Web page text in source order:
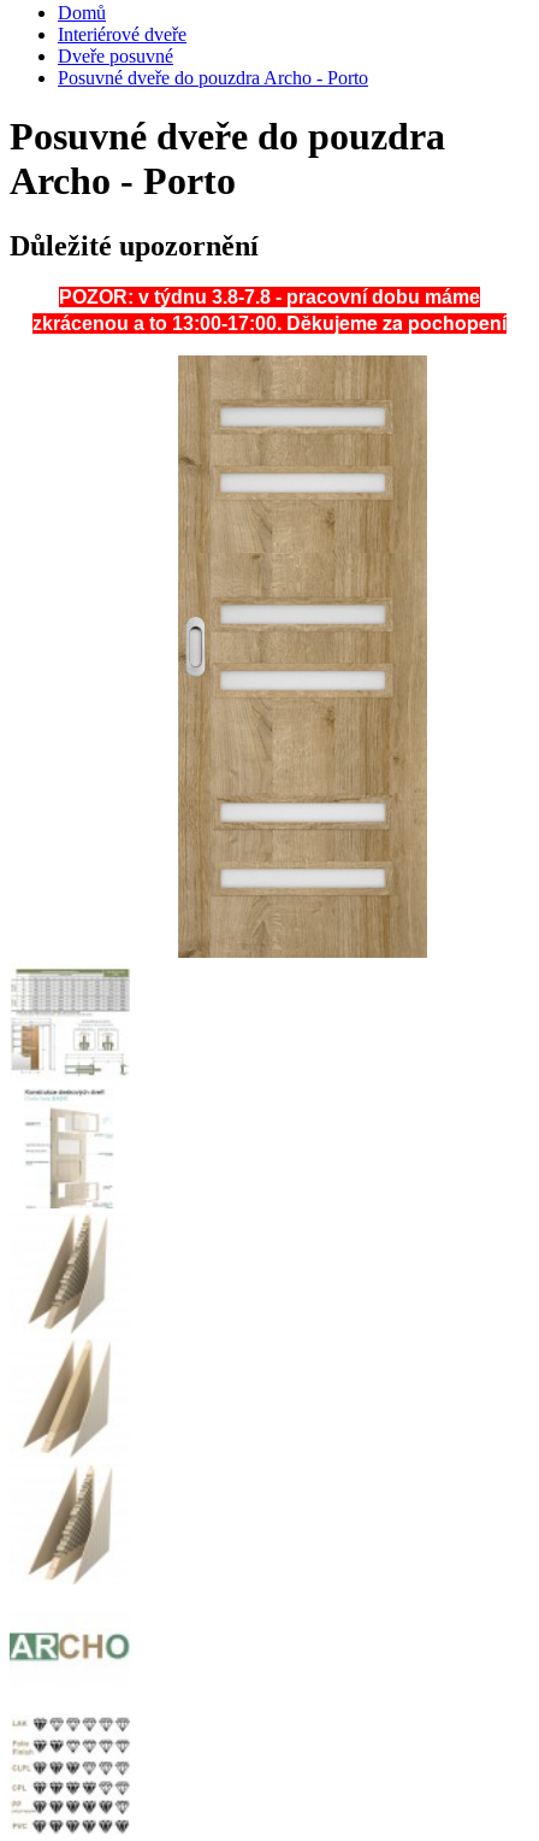
Domů
Interiérové dveře
Dveře posuvné
Posuvné dveře do pouzdra Archo - Porto
Posuvné dveře do pouzdra
Archo - Porto
Důležité upozornění
POZOR: v týdnu 3.8-7.8 - pracovní dobu máme
zkrácenou a to 13:00-17:00. Děkujeme za pochopení